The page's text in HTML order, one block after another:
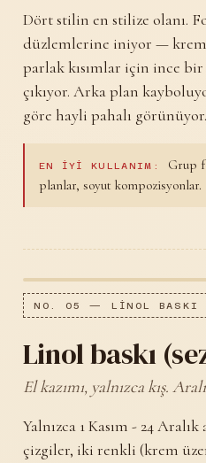
Dört stilin en stilize olanı.
düzlemlerine iniyor — krem,
parlak kısımlar için ince
çıkıyor. Arka plan
göre hayli pahalı görünüyor.
EN IYI KULLANIM:
Grup
planlar, soyut kompozisyonlar.
NO. 05 — LINOL BASKI
Linol baskı
El kazımı, yalnızca kış.
Yalnızca 1 Kasım - 24
çizgiler, iki renkli (krem